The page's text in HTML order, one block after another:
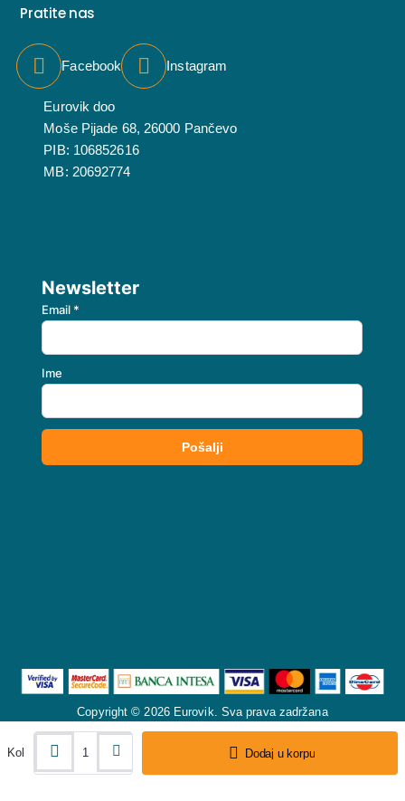
Kol Dodaj u korpu
Pratite nas
Facebook Instagram
Eurovik doo
Moše Pijade 68, 26000 Pančevo
PIB: 106852616
MB: 20692774
Copyright © 2026 Eurovik. Sva prava zadržana